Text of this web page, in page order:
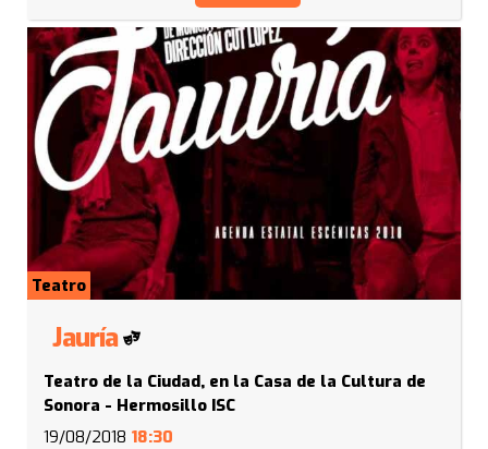
Teatro
Jauría
Teatro de la Ciudad, en la Casa de la Cultura de
Sonora - Hermosillo ISC
19/08/2018 18:30